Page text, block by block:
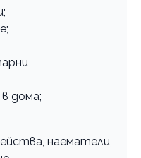
дома;
наематели,